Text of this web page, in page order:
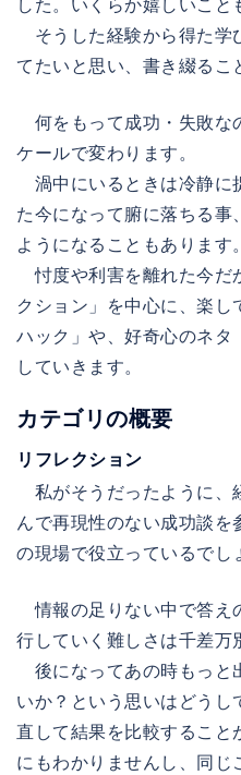
した。いくらか嬉しいこと
そうした経験から得た学
てたいと思い、書き綴るこ
何をもって成功・失敗な
ケールで変わります。
渦中にいるときは冷静に
た今になって腑に落ちる事
ようになることもあります。
忖度や利害を離れた今だ
クション」を中心に、楽し
ハック」や、好奇心のネタ
していきます。
カテゴリの概要
リフレクション
私がそうだったように、
んで再現性のない成功談
の現場で役立っているでし
情報の足りない中で答え
行していく難しさは千差万
後になってあの時もっと
いか？という思いはどうし
直して結果を比較すること
にもわかりませんし、同じ